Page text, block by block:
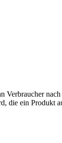
Verbraucher
die ein Produkt